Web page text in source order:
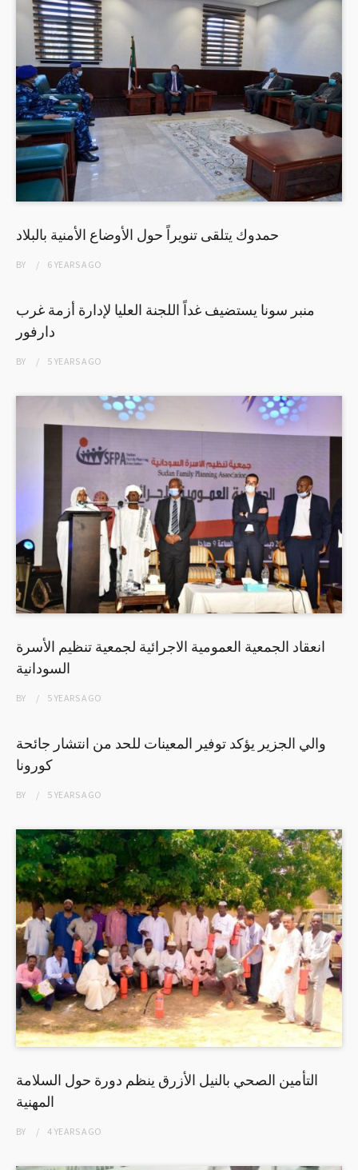
حمدوك يتلقى تنويراً حول الأوضاع الأمنية بالبلاد
BY 6 YEARSAGO
منبر سونا يستضيف غداً اللجنة العليا لإدارة أزمة غرب
دارفور
BY 5 YEARSAGO
انعقاد الجمعية العمومية الاجرائية لجمعية تنظيم الأسرة
السودانية
BY 5 YEARSAGO
والي الجزير يؤكد توفير المعينات للحد من انتشار جائحة
كورونا
BY 5 YEARSAGO
التأمين الصحي بالنيل الأزرق ينظم دورة حول السلامة
المهنية
BY 4 YEARSAGO